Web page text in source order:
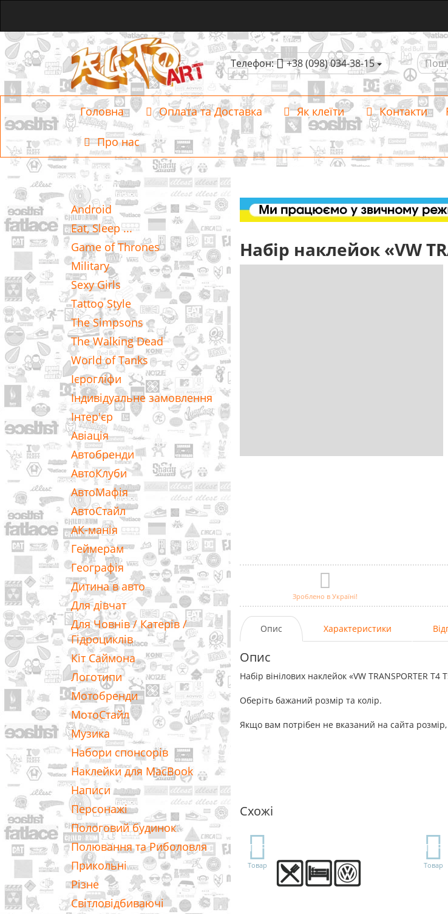
Телефон: +38 (098) 034-38-15
Головна Оплата та Доставка Як клеїти Контакти
Про нас
Категорії
Android
Eat, Sleep ...
Game of Thrones
Military
Sexy Girls
Tattoo Style
The Simpsons
The Walking Dead
World of Tanks
Ієрогліфи
Індивідуальне замовлення
Інтер'єр
Авіація
Автобренди
АвтоКлуби
АвтоМафія
АвтоСтайл
АК-манія
Геймерам
Географія
Дитина в авто
Для дівчат
Для Човнів / Катерів /
Гідроциклів
Кіт Саймона
Логотипи
Мотобренди
МотоСтайл
Музика
Набори спонсорів
Наклейки для MacBook
Написи
Персонажі
Пологовий будинок
Полювання та Риболовля
Прикольні
Різне
Світловідбиваючі
Набір наклейок «VW
Зроблено в Україні!
Опис Характеристики
Опис
Набір вінілових наклейок «VW TRANSPORTER T4
Оберіть бажаний розмір та колір.
Якщо вам потрібен не вказаний на сайта
Схожі
TOP
Товар
TOP
Товар